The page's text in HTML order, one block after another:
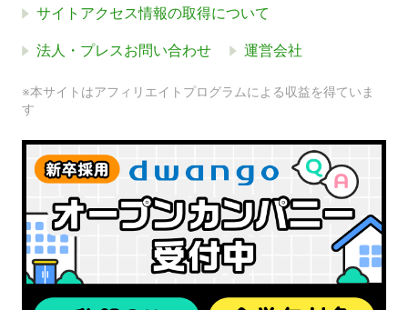
サイトアクセス情報の取得について
法人・プレスお問い合わせ 運営会社
※本サイトはアフィリエイトプログラムによる収益を得ていま
す